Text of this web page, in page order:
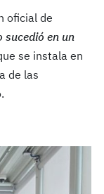
oficial de
sucedió en un
se instala en
de las